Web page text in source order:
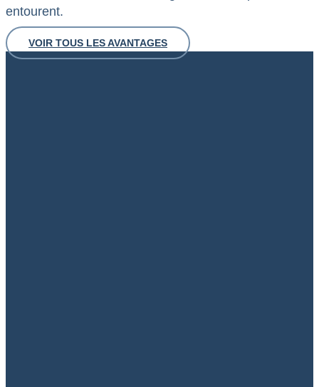
entourent.
VOIR TOUS LES AVANTAGES